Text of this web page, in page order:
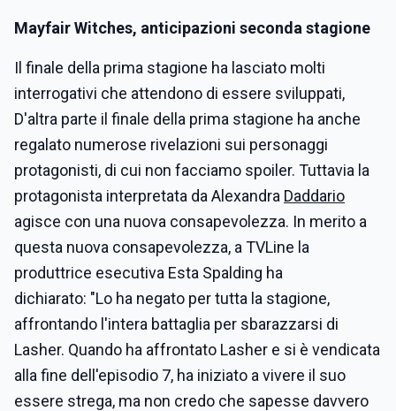
Mayfair Witches, anticipazioni seconda stagione
Il finale della prima stagione ha lasciato molti
interrogativi che attendono di essere sviluppati,
D'altra parte il finale della prima stagione ha anche
regalato numerose rivelazioni sui personaggi
protagonisti, di cui non facciamo spoiler. Tuttavia la
protagonista interpretata da Alexandra Daddario
agisce con una nuova consapevolezza. In merito a
questa nuova consapevolezza, a TVLine la
produttrice esecutiva Esta Spalding ha
dichiarato: "Lo ha negato per tutta la stagione,
affrontando l'intera battaglia per sbarazzarsi di
Lasher. Quando ha affrontato Lasher e si è vendicata
alla fine dell'episodio 7, ha iniziato a vivere il suo
essere strega, ma non credo che sapesse davvero